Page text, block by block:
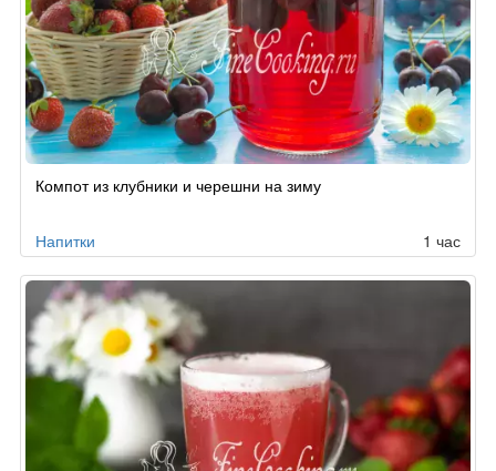
Компот из клубники и черешни на зиму
Напитки 1 час